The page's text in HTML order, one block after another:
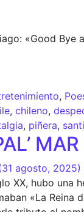
«Good Bye
,
, chileno,
, piñera,
MAR
agosto, 2025)
XX, hubo una
«La Reina